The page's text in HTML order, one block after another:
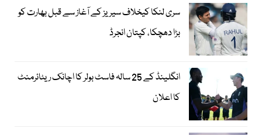
سری لنکا کیخلاف سیریز کے آغاز سے قبل بھارت کو
بڑا دھچکا، کپتان انجرڈ
انگلینڈ کے 25 سالہ فاسٹ بولر کا اچانک ریٹائرمنٹ
کا اعلان